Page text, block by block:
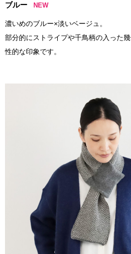
ブルー NEW
濃いめのブルー×淡いベージュ。
部分的にストライプや千鳥柄の入った
性的な印象です。